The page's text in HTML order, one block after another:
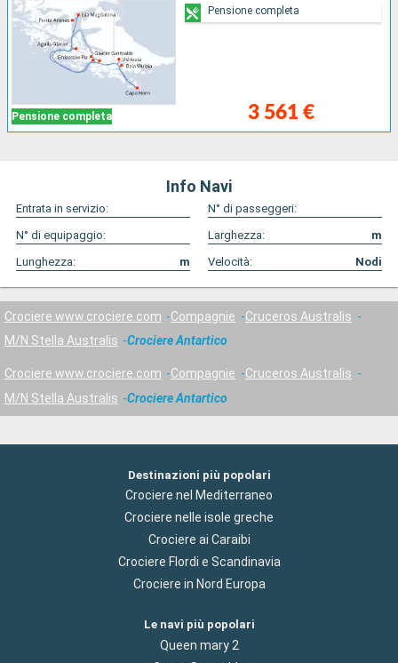
Pensione completa 3 561 €
Pensione completa
Info Navi
Entrata in servizio:
N° di passeggeri:
N° di equipaggio:
Larghezza:
m
Lunghezza:
m Velocità: Nodi
Crociere www.crociere.com Compagnie
Cruceros Australis
M/N Stella Australis
Crociere Antartico
Crociere www.crociere.com Compagnie
Cruceros Australis
M/N Stella Australis
Crociere Antartico
Destinazioni più popolari
Crociere nel Mediterraneo
Crociere nelle isole greche
Crociere ai Caraibi
Crociere Flordi e Scandinavia
Crociere in Nord Europa
Le navi più popolari
Queen mary 2